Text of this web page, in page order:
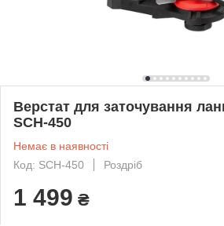
Верстат для заточування
SCH-450
Немає в наявності
Код: SCH-450
Роздріб
1 499 ₴